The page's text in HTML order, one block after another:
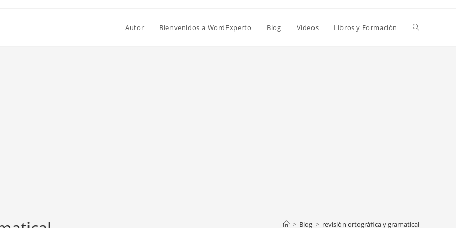
Autor Bienvenidos a WordExperto Blog Vídeos Libros y Formación Alternar
> Blog > revisión ortográfica y gramatical